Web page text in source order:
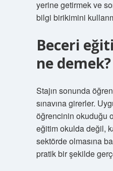
yerine getirmek ve
bilgi birikimini
Beceri
ne demek?
Stajın sonunda
sınavına girerler.
öğrencinin okuduğu
eğitim okulda değil,
sektörde olmasına
pratik bir şekilde